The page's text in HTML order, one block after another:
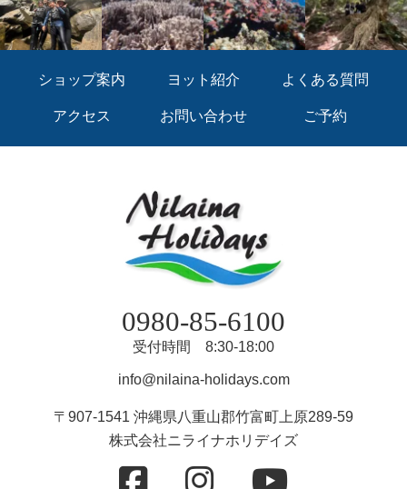
ショップ案内 ヨット紹介 よくある質問
アクセス お問い合わせ ご予約
0980-85-6100
受付時間 8:30-18:00
info@nilaina-holidays.com
〒907-1541 沖縄県八重山郡竹富町上原289-59
株式会社ニライナホリデイズ